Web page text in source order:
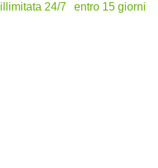
illimitata 24/7
entro 15 giorni